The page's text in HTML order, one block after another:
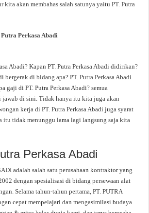
kita akan membahas salah satunya yaitu PT. Putra
Perkasa Abadi
Abadi? Kapan PT. Putra Perkasa Abadi didirikan?
bergerak di bidang apa? PT. Putra Perkasa Abadi
gaji di PT. Putra Perkasa Abadi? semua
jawab di sini. Tidak hanya itu kita juga akan
kerja di PT. Putra Perkasa Abadi juga syarat
itu tidak menunggu lama lagi langsung saja kita
Perkasa Abadi
adalah salah satu perusahaan kontraktor yang
dengan spesialisasi di bidang persewaan alat
Selama tahun-tahun pertama, PT. PUTRA
cepat mempelajari dan mengasimilasi budaya